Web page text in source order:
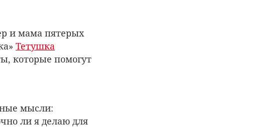
и мама пятерых
Тетушка
которые помогут
мысли:
ли я делаю для